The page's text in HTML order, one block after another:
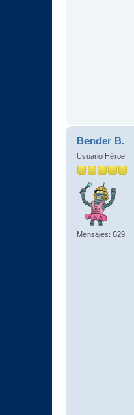
Bender B.
Usuario Héroe
Mensajes: 629